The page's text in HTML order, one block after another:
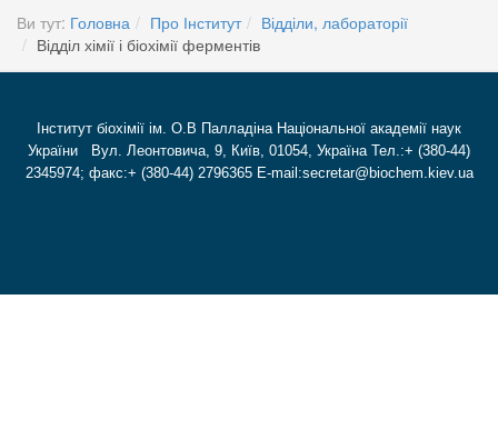
Ви тут: Головна Про Інститут
Відділи, лабораторії
Відділ хімії і біохімії ферментів
Інститут біохімії ім. О.В Палладіна Національної академії наук
України Вул. Леонтовича, 9, Київ, 01054, Україна Тел.:+ (380-44)
2345974; факс:+ (380-44) 2796365 E-mail:secretar@biochem.kiev.ua